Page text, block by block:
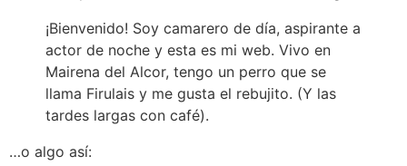
¡Bienvenido! Soy camarero de día, aspirante a
actor de noche y esta es mi web. Vivo en
Mairena del Alcor, tengo un perro que se
llama Firulais y me gusta el rebujito. (Y las
tardes largas con café).
…o algo así: